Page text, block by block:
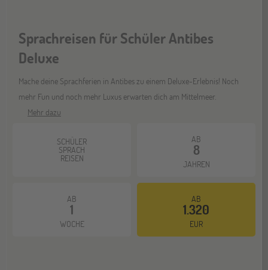
14
NOV
Hannover
14
NOV
Hamburg
Jugendbildungsmesse JuBi
Sprachreisen für Schüler Antibes
Deluxe
Mache deine Sprachferien in Antibes zu einem Deluxe-Erlebnis! Noch
mehr Fun und noch mehr Luxus erwarten dich am Mittelmeer.
Mehr dazu
SCHÜLER
SPRACH
REISEN
AB
8
JAHREN
AB
1
WOCHE
AB
1.320
EUR